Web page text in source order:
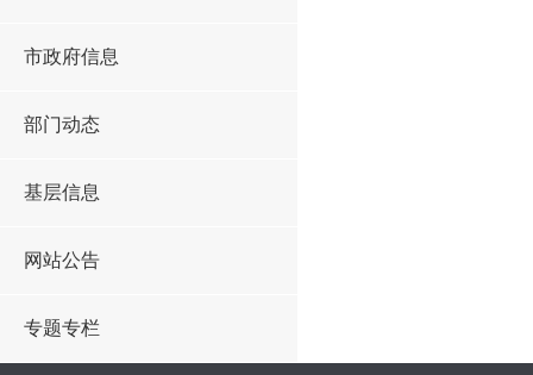
市政府信息
部门动态
基层信息
网站公告
专题专栏